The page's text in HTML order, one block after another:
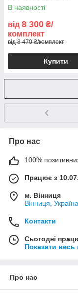
В наявності
від 8 300 ₴/
комплект
від 8 470 ₴/комплект
Купити
Про нас
100%
Працює з
м. Вінниця
Вінниця, Україна
Контакти
Сьогодні
Показати весь
Про нас